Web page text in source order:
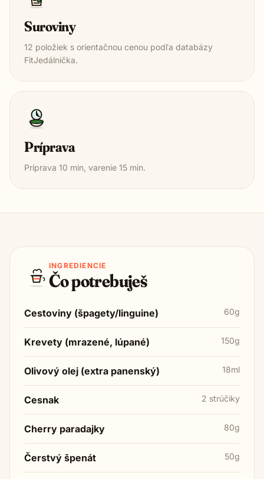
Suroviny
12 položiek s orientačnou cenou podľa databázy
FitJedálnička.
Príprava
Príprava 10 min, varenie 15 min.
INGREDIENCIE
Čo potrebuješ
Cestoviny (špagety/linguine) 60g
Krevety (mrazené, lúpané) 150g
Olivový olej (extra panenský) 18ml
Cesnak 2 strúčiky
Cherry paradajky 80g
Čerstvý špenát 50g